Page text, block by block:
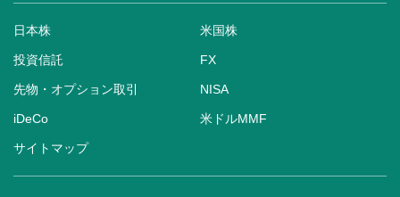
日本株 米国株
投資信託 FX
先物・オプション取引 NISA
iDeCo 米ドルMMF
サイトマップ